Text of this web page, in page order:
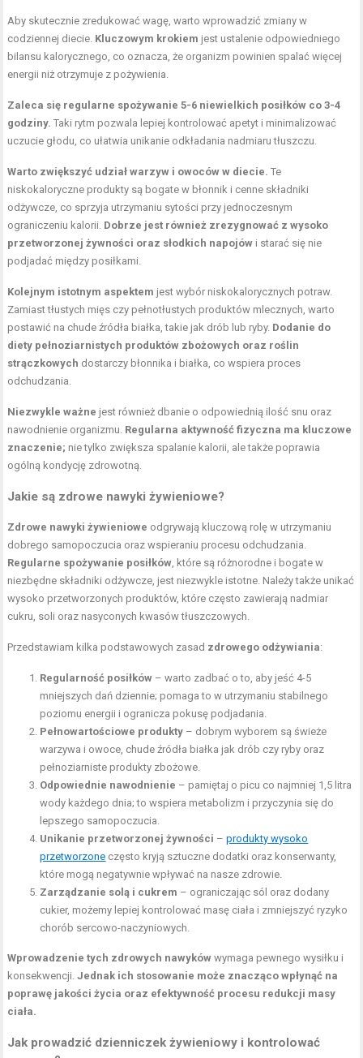
Aby skutecznie zredukować wagę, warto wprowadzić zmiany w
codziennej diecie. Kluczowym krokiem jest ustalenie odpowiedniego
bilansu kalorycznego, co oznacza, że organizm powinien spalać więcej
energii niż otrzymuje z pożywienia.
Zaleca się regularne spożywanie 5-6 niewielkich posiłków co 3-4
godziny. Taki rytm pozwala lepiej kontrolować apetyt i minimalizować
uczucie głodu, co ułatwia unikanie odkładania nadmiaru tłuszczu.
Warto zwiększyć udział warzyw i owoców w diecie. Te
niskokaloryczne produkty są bogate w błonnik i cenne składniki
odżywcze, co sprzyja utrzymaniu sytości przy jednoczesnym
ograniczeniu kalorii. Dobrze jest również zrezygnować z wysoko
przetworzonej żywności oraz słodkich napojów i starać się nie
podjadać między posiłkami.
Kolejnym istotnym aspektem jest wybór niskokalorycznych potraw.
Zamiast tłustych mięs czy pełnotłustych produktów mlecznych, warto
postawić na chude źródła białka, takie jak drób lub ryby. Dodanie do
diety pełnoziarnistych produktów zbożowych oraz roślin
strączkowych dostarczy błonnika i białka, co wspiera proces
odchudzania.
Niezwykle ważne jest również dbanie o odpowiednią ilość snu oraz
nawodnienie organizmu. Regularna aktywność fizyczna ma kluczowe
znaczenie; nie tylko zwiększa spalanie kalorii, ale także poprawia
ogólną kondycję zdrowotną.
Jakie są zdrowe nawyki żywieniowe?
Zdrowe nawyki żywieniowe odgrywają kluczową rolę w utrzymaniu
dobrego samopoczucia oraz wspieraniu procesu odchudzania.
Regularne spożywanie posiłków, które są różnorodne i bogate w
niezbędne składniki odżywcze, jest niezwykle istotne. Należy także unikać
wysoko przetworzonych produktów, które często zawierają nadmiar
cukru, soli oraz nasyconych kwasów tłuszczowych.
Przedstawiam kilka podstawowych zasad zdrowego odżywiania:
Regularność posiłków – warto zadbać o to, aby jeść 4-5
mniejszych dań dziennie; pomaga to w utrzymaniu stabilnego
poziomu energii i ogranicza pokusę podjadania.
Pełnowartościowe produkty – dobrym wyborem są świeże
warzywa i owoce, chude źródła białka jak drób czy ryby oraz
pełnoziarniste produkty zbożowe.
Odpowiednie nawodnienie – pamiętaj o picu co najmniej 1,5 litra
wody każdego dnia; to wspiera metabolizm i przyczynia się do
lepszego samopoczucia.
Unikanie przetworzonej żywności –produkty wysoko
przetworzone często kryją sztuczne dodatki oraz konserwanty,
które mogą negatywnie wpływać na nasze zdrowie.
Zarządzanie solą i cukrem – ograniczając sól oraz dodany
cukier, możemy lepiej kontrolować masę ciała i zmniejszyć ryzyko
chorób sercowo-naczyniowych.
Wprowadzenie tych zdrowych nawyków wymaga pewnego wysiłku i
konsekwencji.Jednak ich stosowanie może znacząco wpłynąć na
poprawę jakości życia oraz efektywność procesu redukcji masy
ciała.
Jak prowadzić dzienniczek żywieniowy i kontrolować